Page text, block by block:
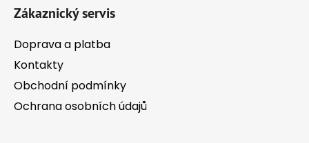
Zákaznický servis
Doprava a platba
Kontakty
Obchodní podmínky
Ochrana osobních údajů